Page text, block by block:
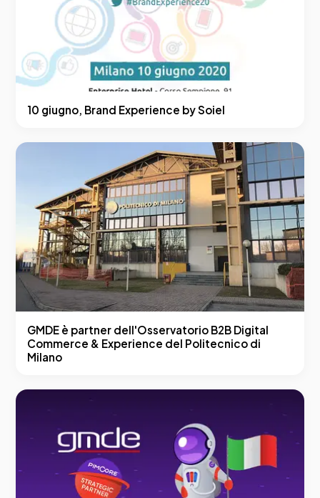
10 giugno, Brand Experience by Soiel
GMDE è partner dell'Osservatorio B2B Digital
Commerce & Experience del Politecnico di
Milano